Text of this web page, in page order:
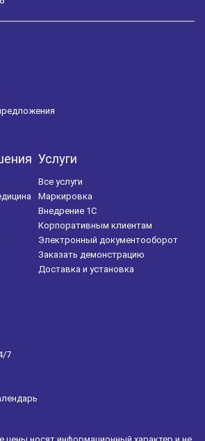
Услуги
Все услуги
Маркировка
Внедрение 1С
Корпоративным клиентам
Электронный документооборот
Заказать демонстрацию
Доставка и установка
7